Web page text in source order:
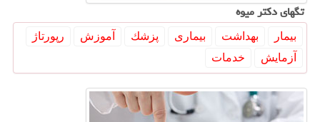
تگهای دكتر میوه
بیمار بهداشت بیماری پزشك آموزش
رپورتاژ
آزمایش
خدمات